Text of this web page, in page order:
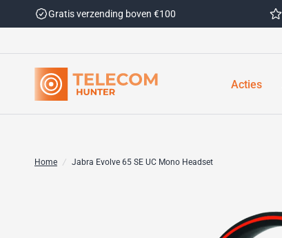
Gratis verzending boven €100
Acties
Home / Jabra Evolve 65 SE UC Mono Headset